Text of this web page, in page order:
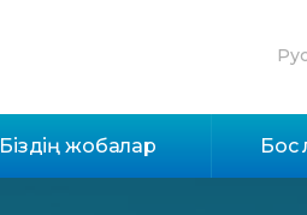
Біздің жобалар Бос